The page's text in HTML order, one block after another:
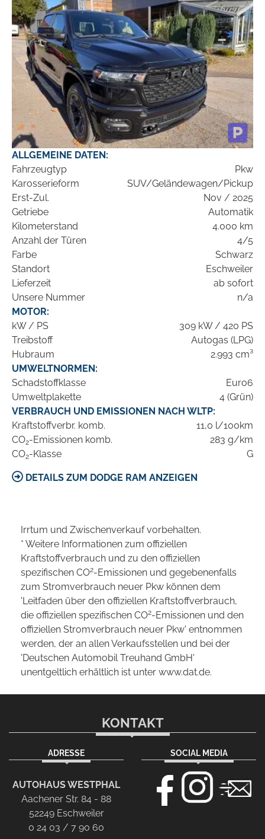
ALLGEMEINE DATEN:
Fahrzeugtyp
Pkw
Karosserieform
SUV/Geländewagen/Pickup
Erst-Zul.
Nov / 2025
Getriebe
Automatik
Kilometerstand
4.000 km
Anzahl der Türen
4/5
Farbe
Schwarz
Standort
Eschweiler
Lieferzeit
ab sofort
Unsere Nummer
n/a
MOTOR:
kW / PS
309 kW / 420 PS
Treibstoff
Autogas (LPG)
Hubraum
2.993 cm³
UMWELTNORMEN:
Schadstoffklasse
Euro6
Umweltplakette
4 (Grün)
VERBRAUCH UND EMISSIONEN NACH WLTP:
Kraftstoffverbr. komb.
11,0 l/100km
CO2-Emissionen komb.
283 g/km
CO2-Klasse G
DETAILS ZUM DODGE RAM ANZEIGEN
Irrtum und Zwischenverkauf vorbehalten.
* Weitere Informationen zum offiziellen
Kraftstoffverbrauch und zu den offiziellen
spezifischen CO2-Emissionen und gegebenenfalls
zum Stromverbrauch neuer Pkw können dem
'Leitfaden über den offiziellen Kraftstoffverbrauch,
die offiziellen spezifischen CO2-Emissionen und den
offiziellen Stromverbrauch neuer Pkw' entnommen
werden, der an allen Verkaufsstellen und bei der
'Deutschen Automobil Treuhand GmbH'
unentgeltlich erhältlich ist unter www.dat.de.
KONTAKT
ADRESSE
AUTOHAUS WESTPHAL
Aachener Str. 84 - 88
52249 Eschweiler
0 24 03 / 7 90 60
SOCIAL MEDIA